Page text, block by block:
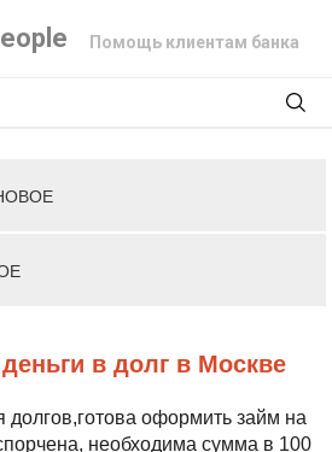
Помощь клиентам банка
в долг в Москве
оформить займ на
необходима сумма в 100